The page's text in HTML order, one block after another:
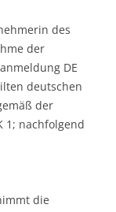
des
der
DE
deutschen
der
1; nachfolgend
die